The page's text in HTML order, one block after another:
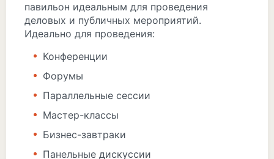
павильон идеальным для проведения
деловых и публичных мероприятий.
Идеально для проведения:
Конференции
Форумы
Параллельные сессии
Мастер-классы
Бизнес-завтраки
Панельные дискуссии